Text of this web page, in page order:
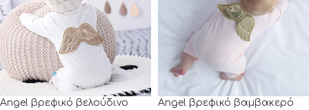
Angel βρεφικό βελούδινο
Angel βρεφικό βαμβακερό